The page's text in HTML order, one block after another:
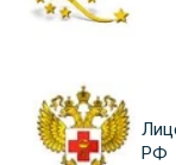
РФ